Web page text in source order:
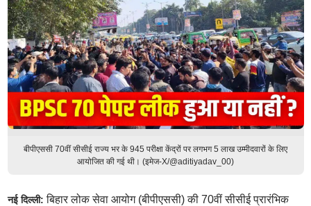
बीपीएससी 70वीं सीसीई राज्य भर के 945 परीक्षा केंद्रों पर लगभग 5 लाख उम्मीदवारों के लिए
आयोजित की गई थी। (इमेज-X/@aditiyadav_00)
नई दिल्ली: बिहार लोक सेवा आयोग (बीपीएससी) की 70वीं सीसीई प्रारंभिक